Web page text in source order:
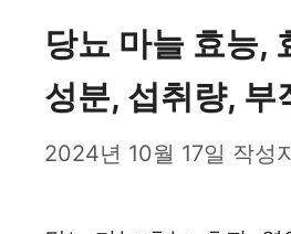
당뇨 마늘 효능,
성분, 섭취량, 부
2024년 10월 17일 작성